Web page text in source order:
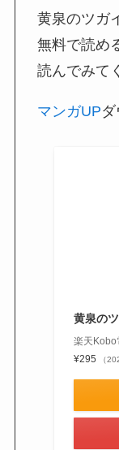
黄泉のツガ
無料で読め
読んでみて
マンガUP
黄泉の
楽天Kobo
¥295
（